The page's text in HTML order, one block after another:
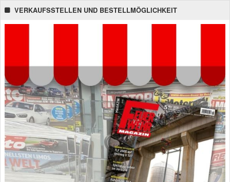
VERKAUFSSTELLEN UND BESTELLMÖGLICHKEIT